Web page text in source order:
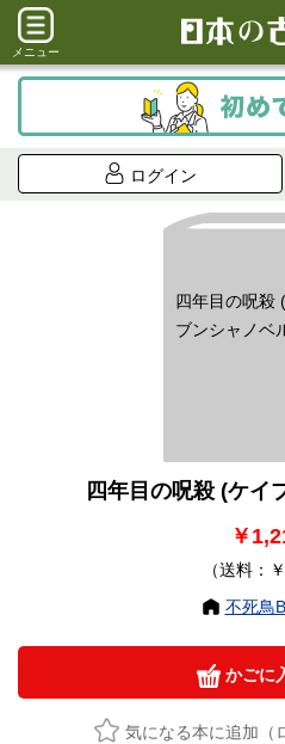
メニュー
ログイン
四年目の呪殺
ブンシャノベ
四年目の呪殺 (ケイ
￥
（送料：
不死鳥
かごに
気になる本に追加（